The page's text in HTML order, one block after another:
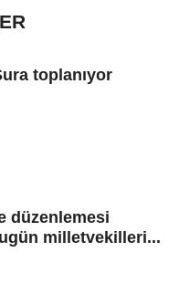
toplanıyor
düzenlemesi
milletvekilleri...